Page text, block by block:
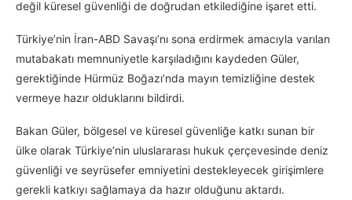
değil küresel güvenliği de doğrudan etkilediğine işaret etti.
Türkiye’nin İran-ABD Savaşı’nı sona erdirmek amacıyla varılan
mutabakatı memnuniyetle karşıladığını kaydeden Güler,
gerektiğinde Hürmüz Boğazı’nda mayın temizliğine destek
vermeye hazır olduklarını bildirdi.
Bakan Güler, bölgesel ve küresel güvenliğe katkı sunan bir
ülke olarak Türkiye’nin uluslararası hukuk çerçevesinde deniz
güvenliği ve seyrüsefer emniyetini destekleyecek girişimlere
gerekli katkıyı sağlamaya da hazır olduğunu aktardı.